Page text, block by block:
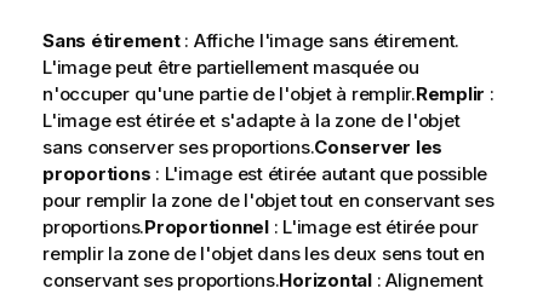
Sans étirement: Affiche l'image sans étirement.
L'image peut être partiellement masquée ou
n'occuper qu'une partie de l'objet à remplir.Remplir :
L'image est étirée et s'adapte à la zone de l'objet
sans conserver ses proportions.Conserver les
proportions : L'image est étirée autant que possible
pour remplir la zone de l'objet tout en conservant ses
proportions.Proportionnel: L'image est étirée pour
remplir la zone de l'objet dans les deux sens tout en
conservant ses proportions.Horizontal: Alignement